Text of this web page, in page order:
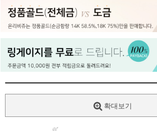
페이코 ID로
PAYCO 바로
확대보기